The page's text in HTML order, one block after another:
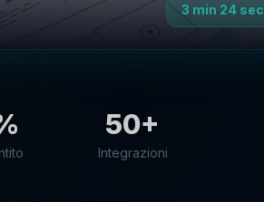
3 min 24 sec
50+
Integrazioni